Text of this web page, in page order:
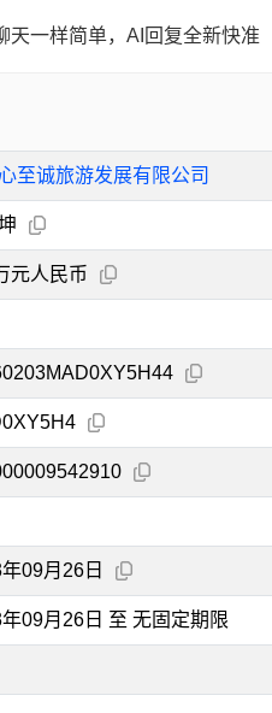
天一样简单，AI回复全新快准
至诚旅游发展有限公司
元人民币
09月26日
09月26日 至 无固定期限